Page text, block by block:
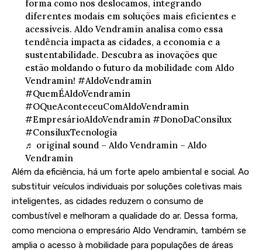
forma como nos deslocamos, integrando
diferentes modais em soluções mais eficientes e
acessíveis. Aldo Vendramin analisa como essa
tendência impacta as cidades, a economia e a
sustentabilidade. Descubra as inovações que
estão moldando o futuro da mobilidade com Aldo
Vendramin! #AldoVendramin
#QuemÉAldoVendramin
#OQueAconteceuComAldoVendramin
#EmpresárioAldoVendramin #DonoDaConsilux
#ConsiluxTecnologia
♬ original sound – Aldo Vendramin – Aldo
Vendramin
Além da eficiência, há um forte apelo ambiental e social. Ao
substituir veículos individuais por soluções coletivas mais
inteligentes, as cidades reduzem o consumo de
combustível e melhoram a qualidade do ar. Dessa forma,
como menciona o empresário Aldo Vendramin, também se
amplia o acesso à mobilidade para populações de áreas